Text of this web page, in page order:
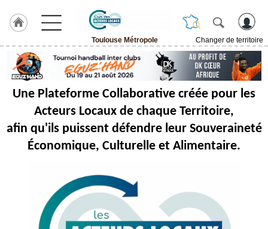
Toulouse Métropole
Changer de territoire
LABEL
HULCOQ
ACCUEIL
Toulouse
Métropole
Accueil
Une Plateforme Collaborative créée pour les
Acteurs Locaux de chaque Territoire,
afin qu'ils puissent défendre leur Souveraineté
Économique, Culturelle et Alimentaire.